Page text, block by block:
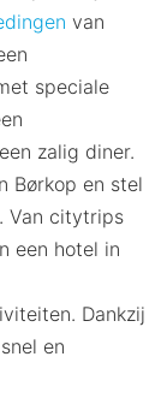
van
speciale
zalig diner.
Børkop en stel
Van citytrips
een hotel in
Dankzij
en